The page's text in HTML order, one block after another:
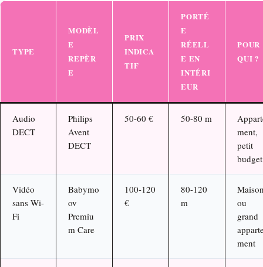
TYPE
MODÈL
E
REPÈR
E
PRIX
INDICA
TIF
PORTÉ
E
RÉELL
E EN
INTÉRI
EUR
POUR
QUI ?
Audio
DECT
Philips
Avent
DECT
50-60 € 50-80 m
ment,
petit
budget
Vidéo
sans Wi-
Fi
Babymo
ov
Premiu
m Care
100-120
€
80-120
m
ou
grand
ment